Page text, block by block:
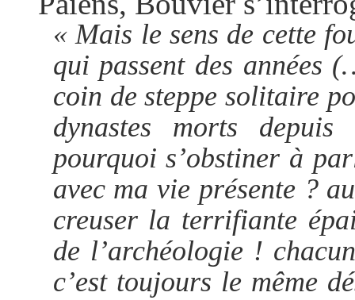
« Mais le sens de cette
qui passent des années
coin de steppe solitaire
dynastes morts
pourquoi s’obstiner à
avec ma vie présente ?
creuser la terrifiante
de l’archéologie !
c’est toujours le même